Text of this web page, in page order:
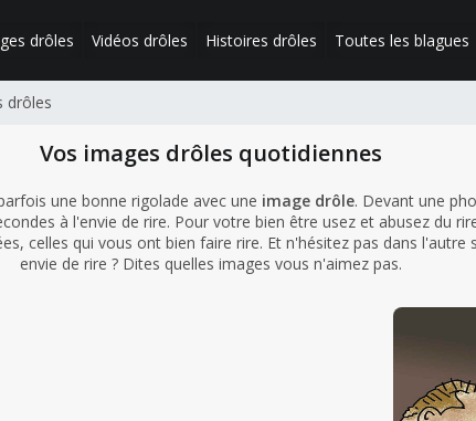
drôles Vidéos drôles Histoires drôles Toutes les blagues
drôles
Vos images drôles quotidiennes
une bonne rigolade avec une image drôle. Devant une
à l'envie de rire. Pour votre bien être usez et abusez du
celles qui vous ont bien faire rire. Et n'hésitez pas dans l'autre
envie de rire ? Dites quelles images vous n'aimez pas.